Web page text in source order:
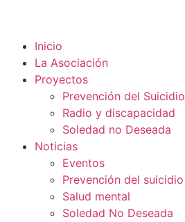
Inicio
La Asociación
Proyectos
Prevención del Suicidio
Radio y discapacidad
Soledad no Deseada
Noticias
Eventos
Prevención del suicidio
Salud mental
Soledad No Deseada